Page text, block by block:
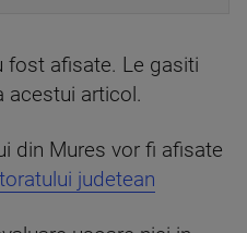
fost afisate. Le gasiti
acestui articol.
din Mures vor fi afisate
judetean